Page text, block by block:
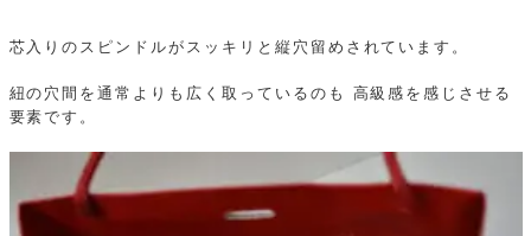
芯入りのスピンドルがスッキリと縦穴留めされています。
紐の穴間を通常よりも広く取っているのも 高級感を感じさせる
要素です。